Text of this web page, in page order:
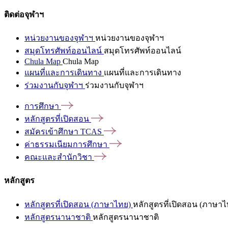
ติดต่อจุฬาฯ
หน่วยงานของจุฬาฯ หน่วยงานของจุฬาฯ
สมุดโทรศัพท์ออนไลน์ สมุดโทรศัพท์ออนไลน์
Chula Map Chula Map
แผนที่และการเดินทาง แผนที่และการเดินทาง
ร่วมงานกับจุฬาฯ ร่วมงานกับจุฬาฯ
การศึกษา
หลักสูตรที่เปิดสอน
สมัครเข้าศึกษา TCAS
ค่าธรรมเนียมการศึกษา
คณะและสำนักวิชา
หลักสูตร
หลักสูตรที่เปิดสอน (ภาษาไทย) หลักสูตรที่เปิดสอน (ภาษาไ
หลักสูตรนานาชาติ หลักสูตรนานาชาติ